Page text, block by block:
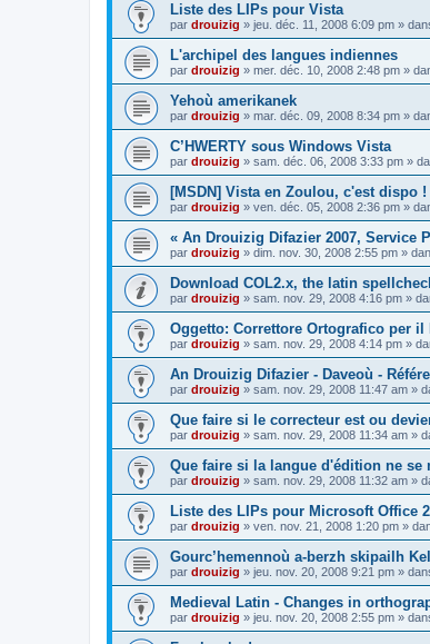
Liste des LIPs pour Vista
par drouizig » jeu. déc. 11, 2008 6:09 pm »
L'archipel des langues indiennes
par drouizig » mer. déc. 10, 2008 2:48 pm »
Yehoù amerikanek
par drouizig » mar. déc. 09, 2008 8:34 pm »
C’HWERTY sous Windows Vista
par drouizig » sam. déc. 06, 2008 3:33 pm »
[MSDN] Vista en Zoulou, c'est dispo !
par drouizig » ven. déc. 05, 2008 2:36 pm »
« An Drouizig Difazier 2007, Service
par drouizig » dim. nov. 30, 2008 2:55 pm »
Download COL2.x, the latin
par drouizig » sam. nov. 29, 2008 4:16 pm »
Oggetto: Correttore Ortografico per il
par drouizig » sam. nov. 29, 2008 4:14 pm »
An Drouizig Difazier - Daveoù -
par drouizig » sam. nov. 29, 2008 11:47 am »
Que faire si le correcteur est ou
par drouizig » sam. nov. 29, 2008 11:34 am »
Que faire si la langue d'édition ne se
par drouizig » sam. nov. 29, 2008 11:32 am »
Liste des LIPs pour Microsoft Office
par drouizig » ven. nov. 21, 2008 1:20 pm »
Gourc’hemennoù a-berzh skipailh
par drouizig » jeu. nov. 20, 2008 9:21 pm »
Medieval Latin - Changes in
par drouizig » jeu. nov. 20, 2008 2:55 pm »